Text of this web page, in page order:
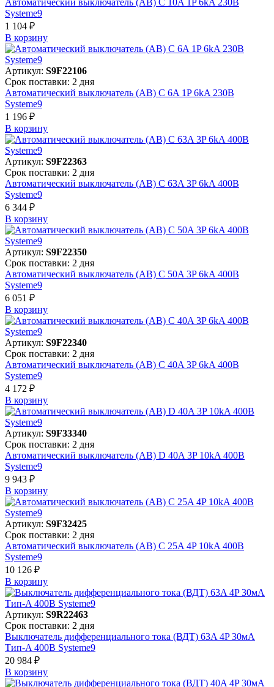
Автоматический выключатель (АВ) C 10A 1P 6kA 230В
Systeme9
1 104 ₽
В корзинy
Артикул: S9F22106
Срок поставки: 2 дня
Автоматический выключатель (АВ) C 6A 1P 6kA 230В
Systeme9
1 196 ₽
В корзинy
Артикул: S9F22363
Срок поставки: 2 дня
Автоматический выключатель (АВ) C 63A 3P 6kA 400В
Systeme9
6 344 ₽
В корзинy
Артикул: S9F22350
Срок поставки: 2 дня
Автоматический выключатель (АВ) C 50A 3P 6kA 400В
Systeme9
6 051 ₽
В корзинy
Артикул: S9F22340
Срок поставки: 2 дня
Автоматический выключатель (АВ) C 40A 3P 6kA 400В
Systeme9
4 172 ₽
В корзинy
Артикул: S9F33340
Срок поставки: 2 дня
Автоматический выключатель (АВ) D 40A 3P 10kA 400В
Systeme9
9 943 ₽
В корзинy
Артикул: S9F32425
Срок поставки: 2 дня
Автоматический выключатель (АВ) C 25A 4P 10kA 400В
Systeme9
10 126 ₽
В корзинy
Артикул: S9R22463
Срок поставки: 2 дня
Выключатель дифференциального тока (ВДТ) 63A 4P 30мА
Тип-A 400В Systeme9
20 984 ₽
В корзинy